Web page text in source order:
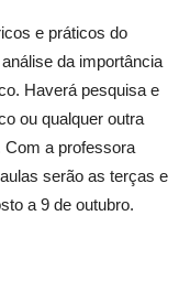
e práticos do
da importância
Haverá pesquisa e
ou qualquer outra
a professora
serão as terças e
a 9 de outubro.